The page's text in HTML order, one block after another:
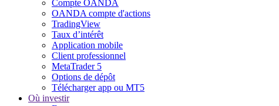
Compte OANDA
OANDA compte d'actions
TradingView
Taux d’intérêt
Application mobile
Client professionnel
MetaTrader 5
Options de dépôt
Télécharger app ou MT5
Où investir